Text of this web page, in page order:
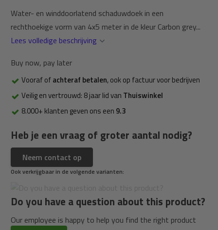
Water- en winddoorlatend schaduwdoek in een
rechthoekige vorm van 4x5 meter in de kleur Carbon grey...
Lees volledige beschrijving
Buy now, pay later
Vooraf ofachteraf betalen, ook op factuur voor bedrijven
Veilig en vertrouwd: 8 jaar lid van Thuiswinkel
8.000+ klanten geven ons een 9.3
Heb je een vraag of groter aantal nodig?
Neem contact op
Ook verkrijgbaar in de volgende varianten:
Do you have a question about this product?
Our employee is happy to help you find the right product